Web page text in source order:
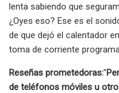
lenta sabiendo que
¿Oyes eso? Ese es el
de que dejó el calentador
toma de corriente
Reseñas prometedoras:"
de teléfonos móviles u